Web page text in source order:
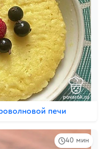
печи
40 мин